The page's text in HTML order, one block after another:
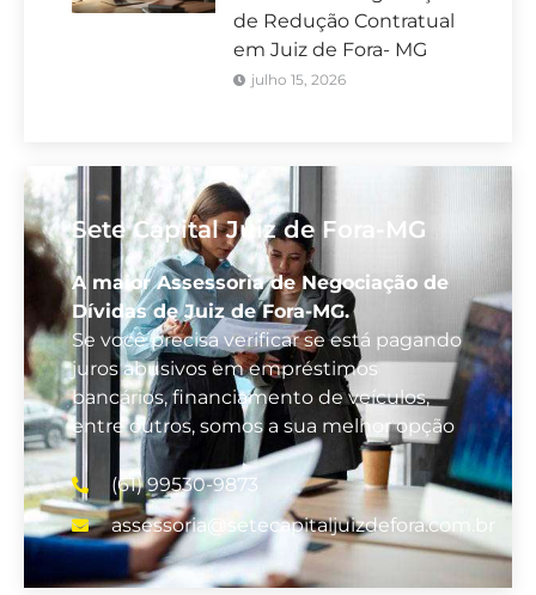
de Redução Contratual
em Juiz de Fora- MG
julho 15, 2026
Sete Capital Juiz de Fora-MG
A maior Assessoria de Negociação de
Dívidas de Juiz de Fora-MG.
Se você precisa verificar se está pagando
juros abusivos em empréstimos
bancários, financiamento de veículos,
entre outros, somos a sua melhor opção
(61) 99530-9873
assessoria@setecapitaljuizdefora.com.br